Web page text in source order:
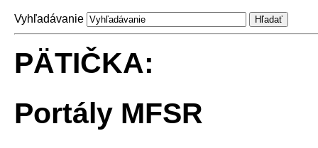
Vyhľadávanie
PÄTIČKA:
Portály MFSR